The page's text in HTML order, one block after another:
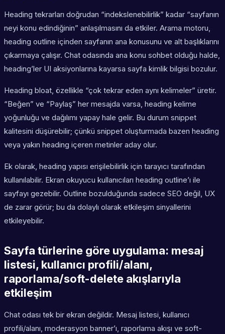
Heading tekrarları doğrudan “indekslenebilirlik” kadar “sayfanın
neyi konu edindiğinin” anlaşılmasını da etkiler. Arama motoru,
heading outline içinden sayfanın ana konusunu ve alt başlıklarını
çıkarmaya çalışır. Chat odasında ana konu sohbet olduğu halde,
heading’ler UI aksiyonlarına kayarsa sayfa kimlik bilgisi bozulur.
Heading bloat, özellikle “çok tekrar eden aynı kelimeler” üretir.
“Beğen” ve “Paylaş” her mesajda varsa, heading kelime
yoğunluğu ve dağılımı yapay hale gelir. Bu durum snippet
kalitesini düşürebilir; çünkü snippet oluşturmada bazen heading
veya yakın heading içeren metinler aday olur.
Ek olarak, heading yapısı erişilebilirlik için tarayıcı tarafından
kullanılabilir. Ekran okuyucu kullanıcıları heading outline’ı ile
sayfayı gezebilir. Outline bozulduğunda sadece SEO değil, UX
de zarar görür; bu da dolaylı olarak etkileşim sinyallerini
etkileyebilir.
Sayfa türlerine göre uygulama: mesaj
listesi, kullanıcı profili/alanı,
raporlama/soft-delete akışlarıyla
etkileşim
Chat odası tek bir ekran değildir. Mesaj listesi, kullanıcı
profili/alanı, moderasyon banner’ı, raporlama akışı ve soft-